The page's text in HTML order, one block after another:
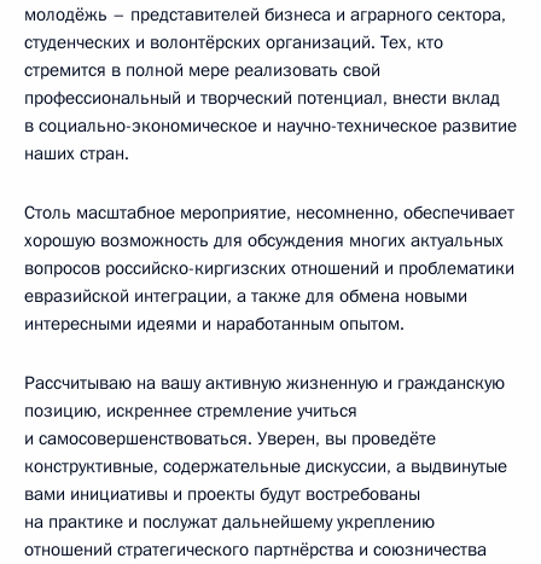
молодёжь – представителей бизнеса и аграрного сектора,
студенческих и волонтёрских организаций. Тех, кто
стремится в полной мере реализовать свой
профессиональный и творческий потенциал, внести вклад
в социально-экономическое и научно-техническое развитие
наших стран.
Столь масштабное мероприятие, несомненно, обеспечивает
хорошую возможность для обсуждения многих актуальных
вопросов российско-киргизских отношений и проблематики
евразийской интеграции, а также для обмена новыми
интересными идеями и наработанным опытом.
Рассчитываю на вашу активную жизненную и гражданскую
позицию, искреннее стремление учиться
и самосовершенствоваться. Уверен, вы проведёте
конструктивные, содержательные дискуссии, а выдвинутые
вами инициативы и проекты будут востребованы
на практике и послужат дальнейшему укреплению
отношений стратегического партнёрства и союзничества